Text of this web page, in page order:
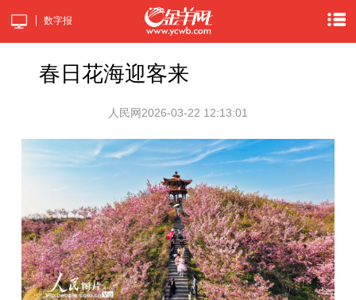
数字报
春日花海迎客来
人民网2026-03-22 12:13:01